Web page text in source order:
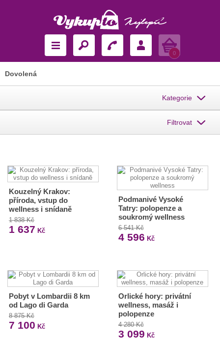
Košík
0
Dovolená
Kategorie
Filtrovat
Kouzelný Krakov:
příroda, vstup do
wellness i snídaně
1 838 Kč
1 637 Kč
Podmanivé Vysoké
Tatry: polopenze a
soukromý wellness
6 541 Kč
4 596 Kč
Pobyt v Lombardii 8 km
od Lago di Garda
8 875 Kč
7 100 Kč
Orlické hory: privátní
wellness, masáž i
polopenze
4 280 Kč
3 099 Kč